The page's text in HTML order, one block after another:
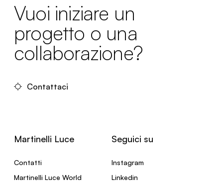
Vuoi iniziare un
progetto o una
collaborazione?
Contattaci
Martinelli Luce
Contatti
Martinelli Luce World
Seguici su
Instagram
Linkedin